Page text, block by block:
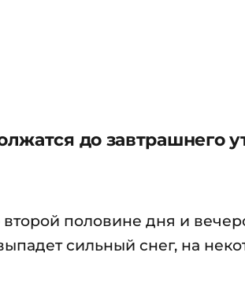
до завтрашнего
половине дня и
сильный снег, на